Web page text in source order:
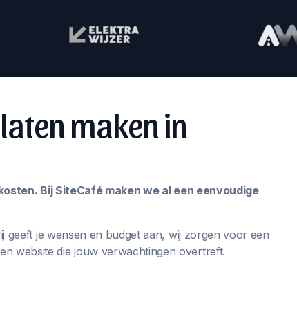
maken in
Bij SiteCafé maken we al een eenvoudige
geeft je wensen en budget aan, wij zorgen voor een
website die jouw verwachtingen overtreft.